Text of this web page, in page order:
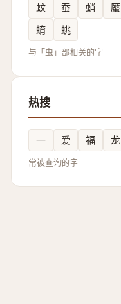
蚊 蚕 蛸 蟨
蜟
䖴
与「虫」部相关的字
热搜
一 爱 福 龙
常被查询的字